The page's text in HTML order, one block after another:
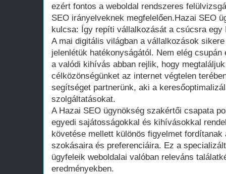
ezért fontos a weboldal rendszeres
SEO irányelveknek megfelelően.Hazai SEO
kulcsa: Így repíti vállalkozását a csúcsra egy
A mai digitális világban a vállalkozások
jelenlétük hatékonyságától. Nem elég
a valódi kihívás abban rejlik, hogy
célközönségünket az internet végtelen
segítséget partnerünk, aki a
szolgáltatásokat.
A Hazai SEO ügynökség szakértői csapata
egyedi sajátosságokkal és kihívásokkal
követése mellett különös figyelmet
szokásaira és preferenciáira. Ez a
ügyfeleik weboldalai valóban releváns
eredményekben.